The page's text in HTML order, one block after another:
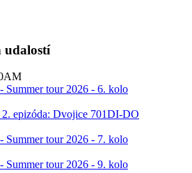
udalostí
Summer tour 2026 - 6. kolo
epizóda: Dvojice 701DI-DO
Summer tour 2026 - 7. kolo
Summer tour 2026 - 9. kolo